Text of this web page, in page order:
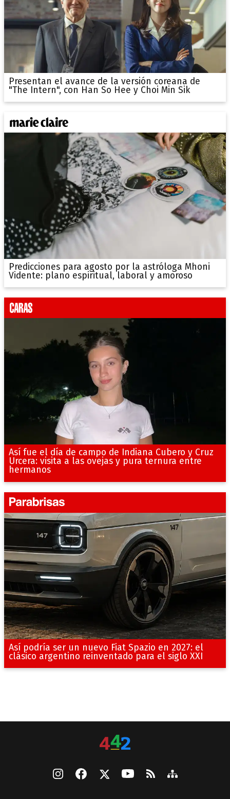
Presentan el avance de la versión coreana de
"The Intern", con Han So Hee y Choi Min Sik
Predicciones para agosto por la astróloga Mhoni
Vidente: plano espiritual, laboral y amoroso
Así fue el día de campo de Indiana Cubero y Cruz
Urcera: visita a las ovejas y pura ternura entre
hermanos
Así podría ser un nuevo Fiat Spazio en 2027: el
clásico argentino reinventado para el siglo XXI